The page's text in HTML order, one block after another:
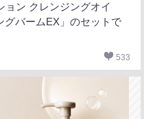
ョン クレンジングオイ
グバームEX」のセットで
533